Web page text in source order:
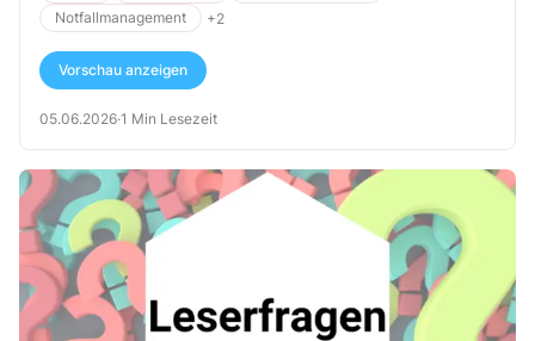
Notfallmanagement
+2
Vorschau anzeigen
05.06.2026·1 Min Lesezeit